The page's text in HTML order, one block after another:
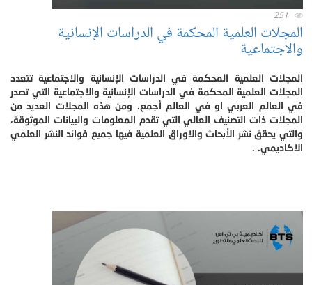
251
المجلات العلمية المحكمة في الدراسات الإنسانية
والاجتماعية
المجلات العلمية المحكمة في الدراسات الإنسانية والاجتماعية تتعدد
المجلات العلمية المحكمة في الدراسات الإنسانية والاجتماعية التي تصدر
في العالم العربي او في العالم أجمع. ومن هذه المجلات العديد من
المجلات ذات التصنيف العالي التي تقدم المعلومات والبيانات الموثوقة،
والتي يحقق نشر الأبحاث والاوراق العلمية فيها جميع فوائد النشر العلمي
الاكاديمي. .